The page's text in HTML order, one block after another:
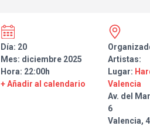
Día: 20
Mes: diciembre 2025
Hora: 22:00h
+ Añadir al calendario
Artistas:
Lugar:
Valencia
Av. del
6
Valencia,